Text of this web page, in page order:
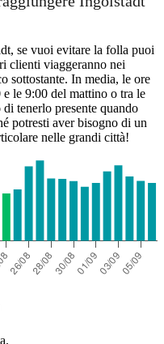
se vuoi evitare la folla puoi
clienti viaggeranno nei
sottostante. In media, le ore
le 9:00 del mattino o tra le
tenerlo presente quando
potresti aver bisogno di un
nelle grandi città!